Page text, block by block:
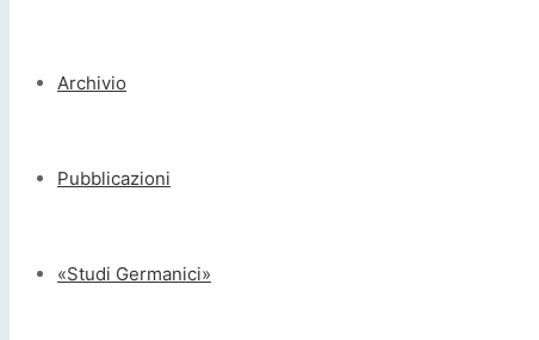
Archivio
Pubblicazioni
«Studi Germanici»